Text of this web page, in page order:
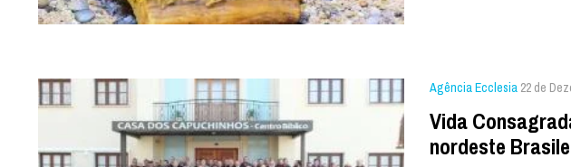
Agência Ecclesia 22 de
Vida
nordeste